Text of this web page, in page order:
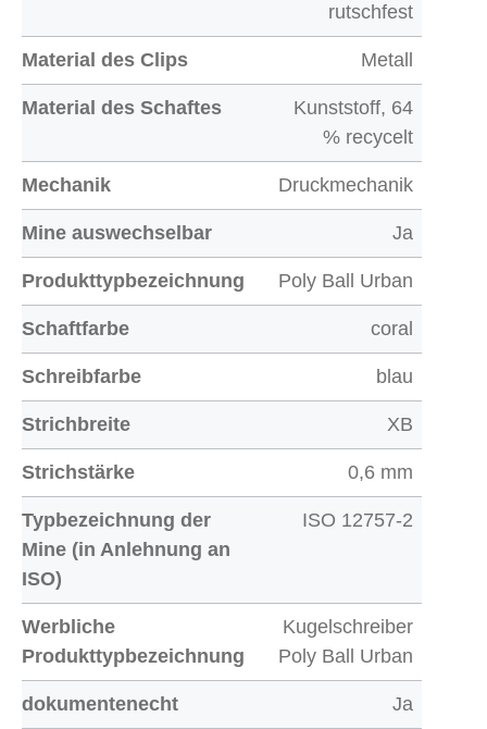
rutschfest
Material des Clips Metall
Material des Schaftes
Kunststoff, 64
% recycelt
Mechanik Druckmechanik
Mine auswechselbar Ja
Produkttypbezeichnung Poly Ball Urban
Schaftfarbe coral
Schreibfarbe blau
Strichbreite XB
Strichstärke 0,6 mm
Typbezeichnung der
Mine (in Anlehnung an
ISO)
ISO 12757-2
Werbliche
Produkttypbezeichnung
Kugelschreiber
Poly Ball Urban
dokumentenecht Ja